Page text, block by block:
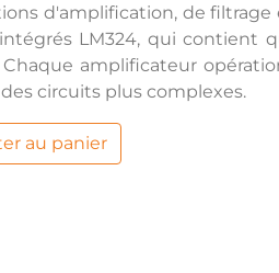
d'amplification, de
LM324, qui contient
amplificateur
circuits plus complexes.
au panier